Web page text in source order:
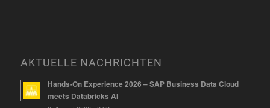
AKTUELLE NACHRICHTEN
Hands-On Experience 2026 – SAP Business Data Cloud
meets Databricks AI